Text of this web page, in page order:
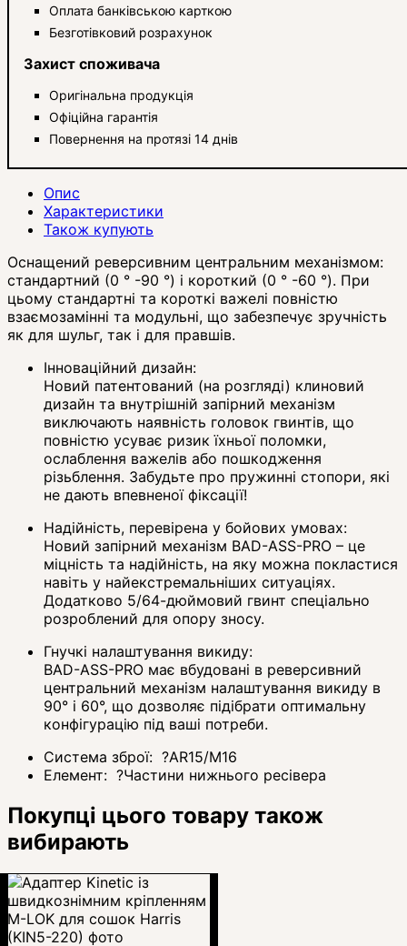
Оплата банківською карткою
Безготівковий розрахунок
Захист споживача
Оригінальна продукція
Офіційна гарантія
Повернення на протязі 14 днів
Опис
Характеристики
Також купують
Оснащений реверсивним центральним механізмом:
стандартний (0 ° -90 °) і короткий (0 ° -60 °). При
цьому стандартні та короткі важелі повністю
взаємозамінні та модульні, що забезпечує зручність
як для шульг, так і для правшів.
Інноваційний дизайн:
Новий патентований (на розгляді) клиновий
дизайн та внутрішній запірний механізм
виключають наявність головок гвинтів, що
повністю усуває ризик їхньої поломки,
ослаблення важелів або пошкодження
різьблення. Забудьте про пружинні стопори, які
не дають впевненої фіксації!
Надійність, перевірена у бойових умовах:
Новий запірний механізм BAD-ASS-PRO – це
міцність та надійність, на яку можна покластися
навіть у найекстремальніших ситуаціях.
Додатково 5/64-дюймовий гвинт спеціально
розроблений для опору зносу.
Гнучкі налаштування викиду:
BAD-ASS-PRO має вбудовані в реверсивний
центральний механізм налаштування викиду в
90° і 60°, що дозволяє підібрати оптимальну
конфігурацію під ваші потреби.
Система зброї: ?AR15/M16
Елемент: ?Частини нижнього ресівера
Покупці цього товару також
вибирають